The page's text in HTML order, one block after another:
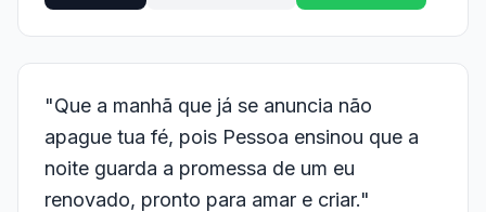
"Que a manhã que já se anuncia não
apague tua fé, pois Pessoa ensinou que a
noite guarda a promessa de um eu
renovado, pronto para amar e criar."